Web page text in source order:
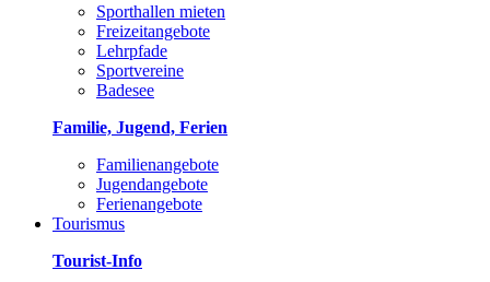
Sporthallen mieten
Freizeitangebote
Lehrpfade
Sportvereine
Badesee
Familie, Jugend, Ferien
Familienangebote
Jugendangebote
Ferienangebote
Tourismus
Tourist-Info